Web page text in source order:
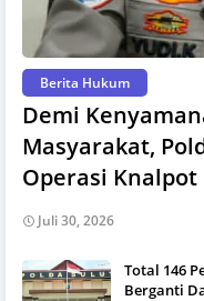
Berita Hukum
Demi
Masyarakat,
Operasi Knalpot
Juli 30, 2026
Total 146
Berganti